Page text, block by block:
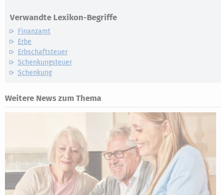
Verwandte Lexikon-Begriffe
Finanzamt
Erbe
Erbschaftsteuer
Schenkungsteuer
Schenkung
Weitere News zum Thema